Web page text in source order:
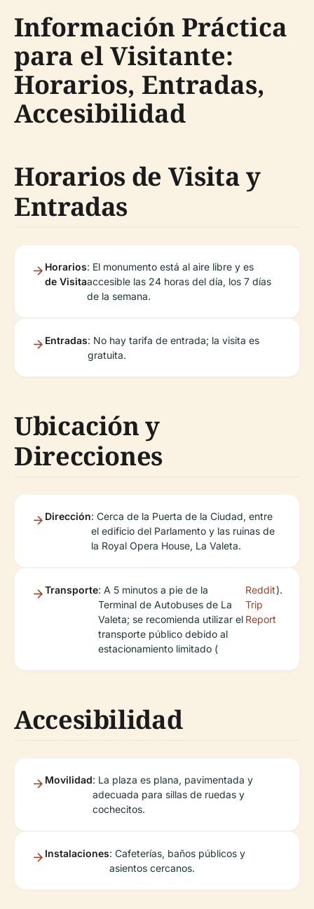
Información Práctica
para el Visitante:
Horarios, Entradas,
Accesibilidad
Horarios de Visita y
Entradas
Horarios
de Visita
: El monumento está al aire libre y es
accesible las 24 horas del día, los 7 días
de la semana.
Entradas: No hay tarifa de entrada; la visita es
gratuita.
Ubicación y
Direcciones
Dirección: Cerca de la Puerta de la Ciudad, entre
el edificio del Parlamento y las ruinas de
la Royal Opera House, La Valeta.
Transporte: A 5 minutos a pie de la
Terminal de Autobuses de La
Valeta; se recomienda utilizar el
transporte público debido al
estacionamiento limitado (
Reddit
Trip
Report
).
Accesibilidad
Movilidad: La plaza es plana, pavimentada y
adecuada para sillas de ruedas y
cochecitos.
Instalaciones: Cafeterías, baños públicos y
asientos cercanos.